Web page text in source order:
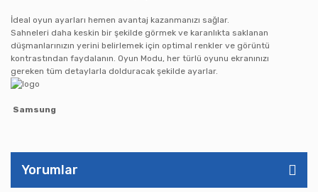
İdeal oyun ayarları hemen avantaj kazanmanızı sağlar.
Sahneleri daha keskin bir şekilde görmek ve karanlıkta saklanan
düşmanlarınızın yerini belirlemek için optimal renkler ve görüntü
kontrastından faydalanın. Oyun Modu, her türlü oyunu ekranınızı
gereken tüm detaylarla dolduracak şekilde ayarlar.
Samsung
Yorumlar